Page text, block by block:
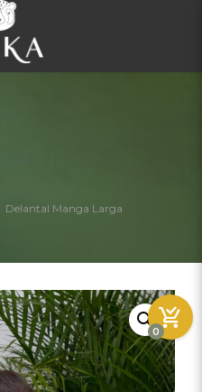
Delantal Manga Larga
0